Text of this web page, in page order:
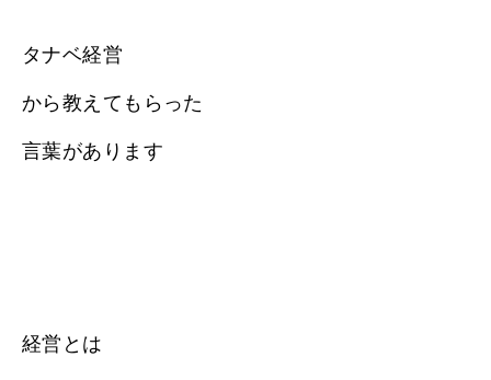
タナベ経営
から教えてもらった
言葉があります
経営とは